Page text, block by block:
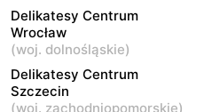
Warszawa, ul. Starodęby 8
Delikatesy Centrum
Warszawa, ul. Skarbka z
Gór 57
Delikatesy Centrum
Wrocław
(woj. dolnośląskie)
Delikatesy Centrum
Szczecin
(woj. zachodniopomorskie)